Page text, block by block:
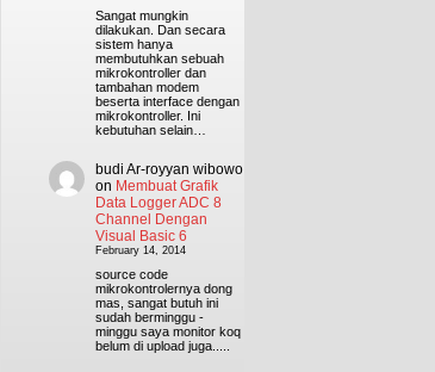
Sangat mungkin
dilakukan. Dan secara
sistem hanya
membutuhkan sebuah
mikrokontroller dan
tambahan modem
beserta interface dengan
mikrokontroller. Ini
kebutuhan selain…
budi Ar-royyan wibowo
on Membuat Grafik
Data Logger ADC 8
Channel Dengan
Visual Basic 6
February 14, 2014
source code
mikrokontrolernya dong
mas, sangat butuh ini
sudah berminggu -
minggu saya monitor koq
belum di upload juga.....